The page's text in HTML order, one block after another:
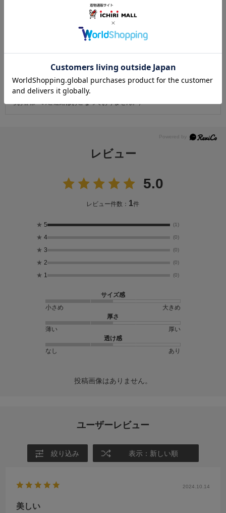
返品にかかる送料は無料です。
ただし次に該当するものは返品をお受けできません。
・商品到着後31日以上経過した商品
・お客様の元で、傷または破損が生じた商品
ものではございません。あらかじめご了承ください。
より、指定時間帯にお届けができない場合がございます。
（※上記理由によりご指定の時間帯にお届けができない場合、配送業者か
らお客様へのご連絡はおこなっておりません。）
レビュー
5.0
レビュー件数： 1件
★ 5 (1)
★ 4 (0)
★ 3 (0)
★ 2 (0)
★ 1 (0)
サイズ感
小さめ
大きめ
厚さ
薄い
厚い
透け感
なし
あり
投稿画像はありません。
ユーザーレビュー
絞り込み 表示：新しい順
2024.10.14
美しい